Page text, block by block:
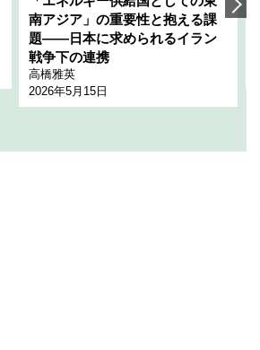
南アジア」の重要性と抱える課
題――日本に求められるイラン
戦争下の連携
高橋雅英
2026年5月15日